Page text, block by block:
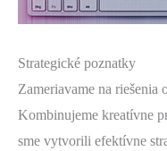
Strategické poznatky
Zameriavame na riešenia
Kombinujeme kreatívne
sme vytvorili efektívne